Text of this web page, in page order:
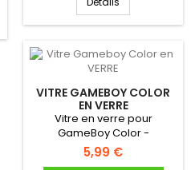
VITRE GAMEBOY COLOR
EN VERRE
Vitre en verre pour
GameBoy Color -
Autocollante - Uniquement
pour Gameboy...
5,99 €